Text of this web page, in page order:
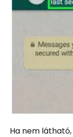
Ha nem